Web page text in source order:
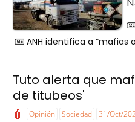
ANH identifica a “mafias
Tuto alerta que
de titubeos'
Opinión Sociedad 31/Oct/